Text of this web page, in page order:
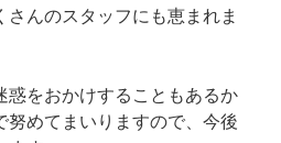
んのスタッフにも恵まれま
惑をおかけすることもあるか
努めてまいりますので、今後